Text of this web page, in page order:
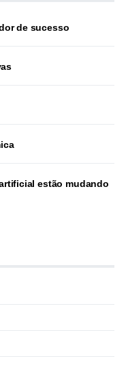
de sucesso
estão mudando